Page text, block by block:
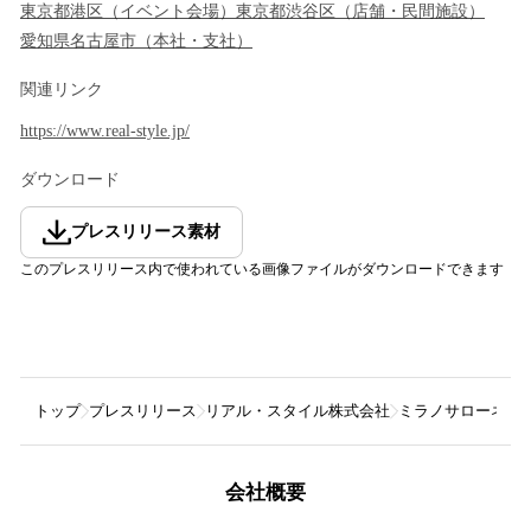
東京都港区 （ イベント会場） 東京都渋谷区 （ 店舗・民間施設 ）
愛知県名古屋市 （本社・支社 ）
関連リンク
https://www.real-style.jp/
ダウンロード
プレスリリース素材
このプレスリリース内で使われている画像ファイルがダウンロードできます
トップ プレスリリース リアル・スタイル株式会社 ミラノサローネ凱
会社概要